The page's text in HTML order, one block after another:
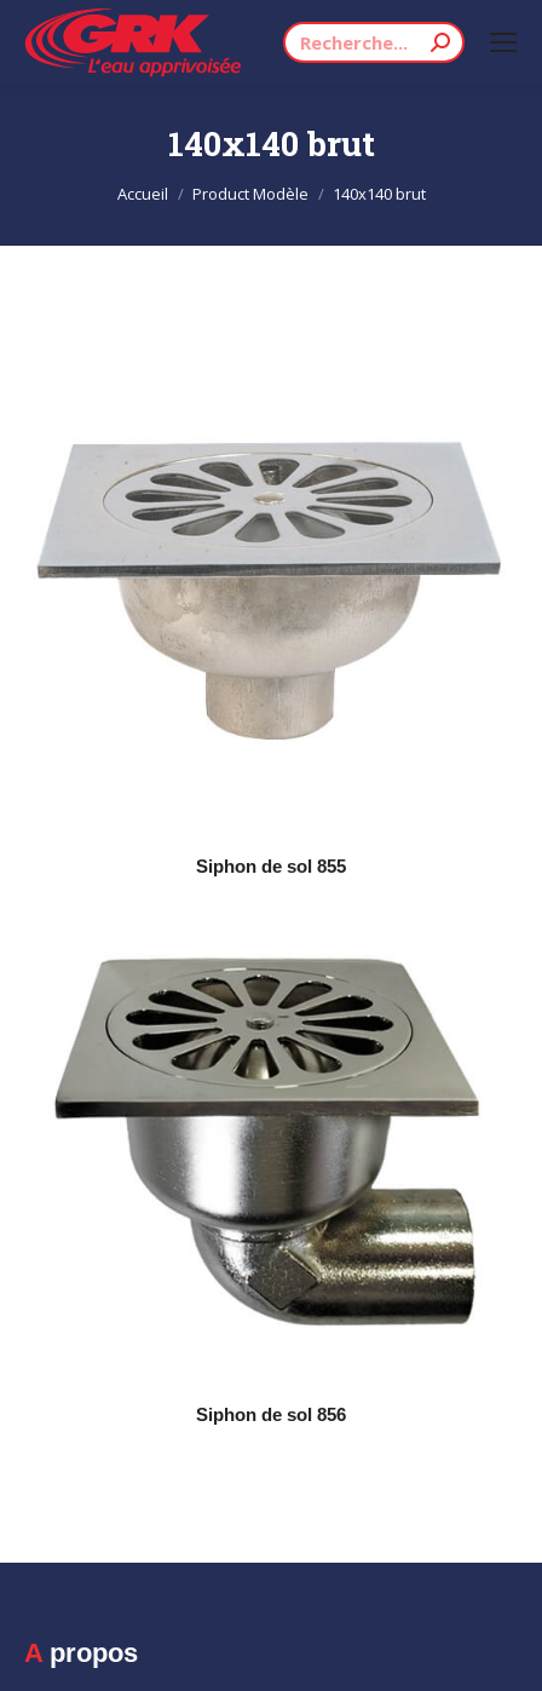
Recherche
140x140 brut
Vous êtes ici :
Accueil Product Modèle 140x140 brut
Siphon de sol 855
Siphon de sol 856
A propos